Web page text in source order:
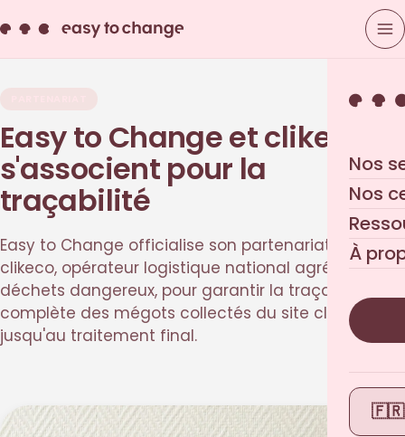
Nos
Nos
À
🇫🇷
Easy to Change et clikeco
s'associent pour la
traçabilité
Easy to Change officialise son partenariat avec
clikeco, opérateur logistique national agréé
déchets dangereux, pour garantir la traçabilité
complète des mégots collectés du site client
jusqu'au traitement final.